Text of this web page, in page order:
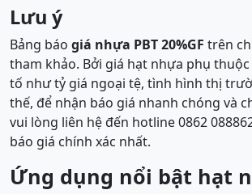
Lưu ý
Bảng báo giá nhựa PBT 20%GF trên
tham khảo. Bởi giá hạt nhựa phụ thuộc
tố như tỷ giá ngoại tệ, tình hình thị
thế, để nhận báo giá nhanh chóng và
vui lòng liên hệ đến hotline 0862
báo giá chính xác nhất.
Ứng dụng nổi bật hạt